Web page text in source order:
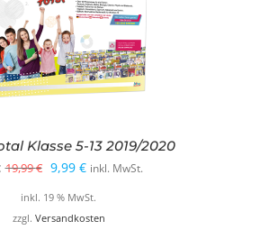
Klasse 5-13 2019/2020
19,99€ Ursprünglicher
Preis
war:
9,99 €Aktueller
Preis
ist:
inkl. MwSt.
inkl. 19 % MwSt.
zzgl. Versandkosten